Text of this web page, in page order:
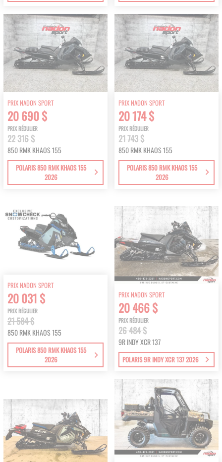
PRIX NADON SPORT
20 690 $
PRIX RÉGULIER
22 316 $
850 RMK KHAOS 155
POLARIS 850 RMK KHAOS 155
2026
PRIX NADON SPORT
20 174 $
PRIX RÉGULIER
21 743 $
850 RMK KHAOS 155
POLARIS 850 RMK KHAOS 155
2026
PRIX NADON SPORT
20 031 $
PRIX RÉGULIER
21 584 $
850 RMK KHAOS 155
POLARIS 850 RMK KHAOS 155
2026
PRIX NADON SPORT
20 466 $
PRIX RÉGULIER
26 484 $
9R INDY XCR 137
POLARIS 9R INDY XCR 137 2026